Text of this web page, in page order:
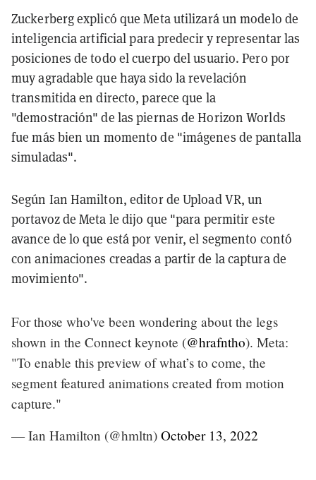
Zuckerberg explicó que Meta utilizará un modelo de
inteligencia artificial para predecir y representar las
posiciones de todo el cuerpo del usuario. Pero por
muy agradable que haya sido la revelación
transmitida en directo, parece que la
"demostración" de las piernas de Horizon Worlds
fue más bien un momento de "imágenes de pantalla
simuladas".
Según Ian Hamilton, editor de Upload VR, un
portavoz de Meta le dijo que "para permitir este
avance de lo que está por venir, el segmento contó
con animaciones creadas a partir de la captura de
movimiento".
For those who've been wondering about the legs
shown in the Connect keynote (@hrafntho). Meta:
"To enable this preview of what’s to come, the
segment featured animations created from motion
capture."
— Ian Hamilton (@hmltn) October 13, 2022